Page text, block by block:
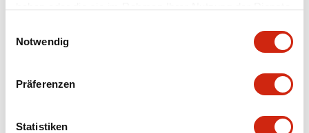
Notwendig
Präferenzen
Statistiken
Electrical Specifications (rated illuminated